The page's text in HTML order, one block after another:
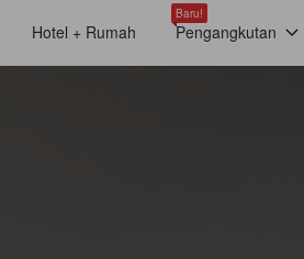
Hotel + Rumah
Baru!
Pengangkutan